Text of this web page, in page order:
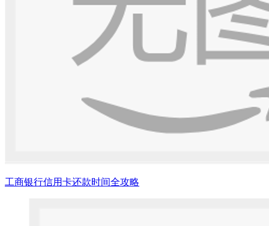
工商银行信用卡还款时间全攻略